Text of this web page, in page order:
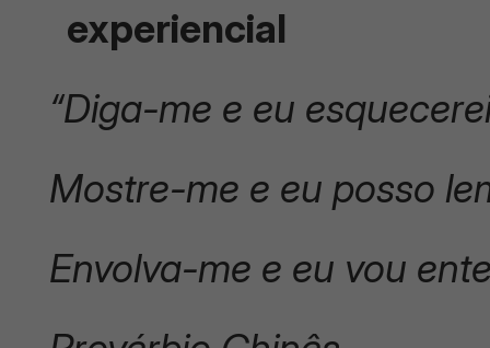
experiencial
“Diga-me e eu
Mostre-me e eu posso
Envolva-me e eu vou